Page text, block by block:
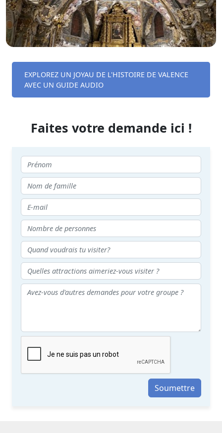
EXPLOREZ UN JOYAU DE L'HISTOIRE DE VALENCE
AVEC UN GUIDE AUDIO
Faites votre demande ici !
Soumettre